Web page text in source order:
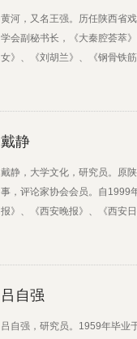
黄河，又名王强。历任陕西省
学会副秘书长，《大秦腔荟萃
女》、《刘胡兰》、《钢骨铁
戴静
戴静，大学文化，研究员。原
事，评论家协会会员。自1999
报》、《西安晚报》、《西安
吕自强
吕自强，研究员。1959年毕业